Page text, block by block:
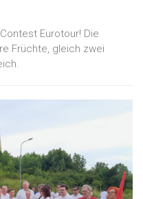
Eurotour! Die
Früchte, gleich zwei